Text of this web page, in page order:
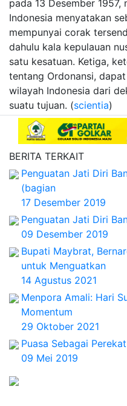
pada 13 Desember
Indonesia menyatakan
mempunyai corak
dahulu kala kepulauan
satu kesatuan. Ketiga,
tentang Ordonansi,
wilayah Indonesia dari
suatu tujuan. (scientia)
BERITA TERKAIT
Penguatan Jati Diri
(bagian
17 Desember 2019
Penguatan Jati Diri
09 Desember 2019
Bupati Maybrat,
untuk Menguatkan
14 Agustus 2021
Menpora Amali: Hari
Momentum
29 Oktober 2021
Puasa Sebagai
09 Mei 2019